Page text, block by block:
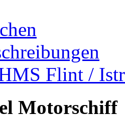
Flint /
Motorschiff